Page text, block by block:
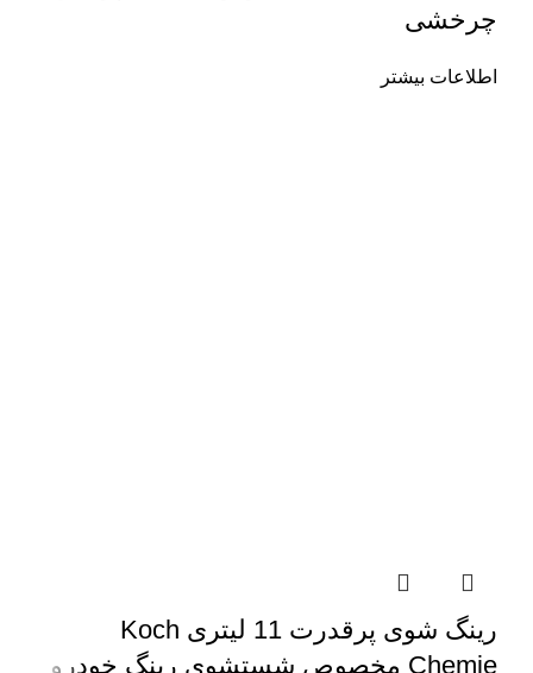
چرخشی
اطلاعات بیشتر
رینگ شوی پرقدرت 11 لیتری Koch
Chemie مخصوص شستشوی رینگ خودرو